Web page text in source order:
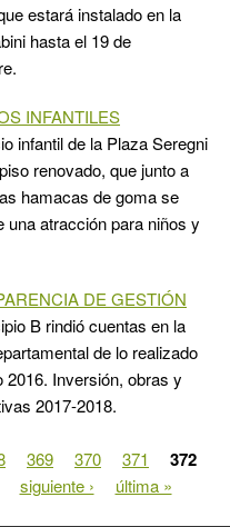
estará instalado en la
hasta el 19 de
INFANTILES
infantil de la Plaza Seregni
renovado, que junto a
hamacas de goma se
una atracción para niños y
DE GESTIÓN
B rindió cuentas en la
de lo realizado
2016. Inversión, obras y
2017-2018.
369 370 371 372
siguiente › última »